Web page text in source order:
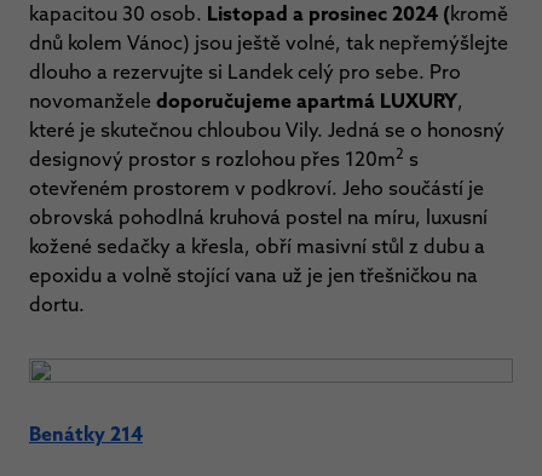
kapacitou 30 osob. Listopad a prosinec 2024 (kromě
dnů kolem Vánoc) jsou ještě volné, tak nepřemýšlejte
dlouho a rezervujte si Landek celý pro sebe. Pro
novomanžele doporučujeme apartmá LUXURY,
které je skutečnou chloubou Vily. Jedná se o honosný
designový prostor s rozlohou přes 120m2 s
otevřeném prostorem v podkroví. Jeho součástí je
obrovská pohodlná kruhová postel na míru, luxusní
kožené sedačky a křesla, obří masivní stůl z dubu a
epoxidu a volně stojící vana už je jen třešničkou na
dortu.
Benátky 214